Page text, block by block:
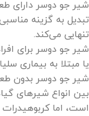
شیر جو دوسر دارای
تبدیل به گزینه
تنهایی می‌کند.
شیر جو دوسر برای
یا مبتلا به بیماری
شیر جو دوسر بدون
بین انواع شیرهای
است، اما